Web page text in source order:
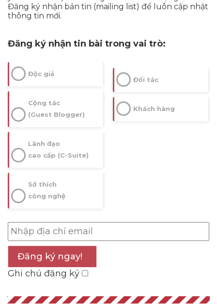
Đăng ký nhận bản tin (mailing list) để luôn cập nhật
thông tin mới.
Đăng ký nhận tin bài trong vai trò:
Độc giả
Cộng tác
(Guest Blogger)
Lãnh đạo
cao cấp (C-Suite)
Sở thích
công nghệ
Đối tác
Khách hàng
Đăng ký ngay!
Ghi chú đăng ký